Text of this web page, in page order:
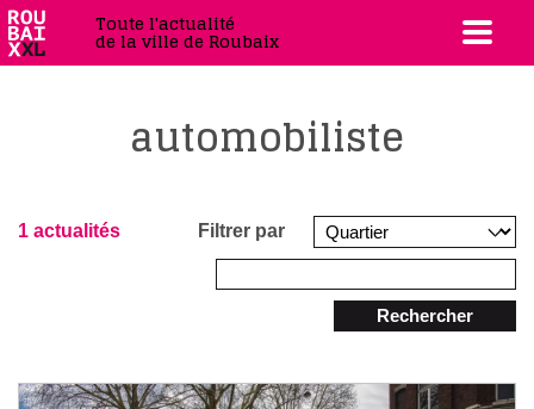
Toute l'actualité
de la ville de Roubaix
automobiliste
1 actualités Filtrer par
Rechercher